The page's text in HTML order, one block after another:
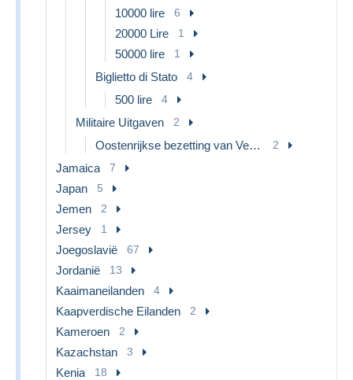
10000 lire 6
20000 Lire 1
50000 lire 1
Biglietto di Stato 4
500 lire 4
Militaire Uitgaven 2
Oostenrijkse bezetting van Venetië 2
Jamaica 7
Japan 5
Jemen 2
Jersey 1
Joegoslavië 67
Jordanië 13
Kaaimaneilanden 4
Kaapverdische Eilanden 2
Kameroen 2
Kazachstan 3
Kenia 18